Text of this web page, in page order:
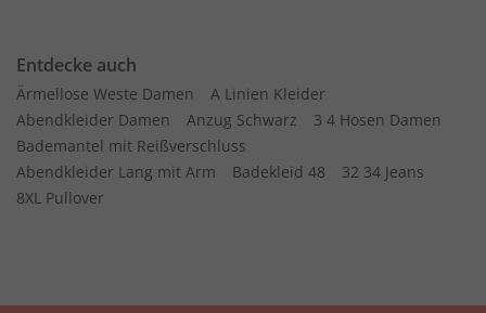
Entdecke auch
Ärmellose Weste Damen
A Linien Kleider
Abendkleider Damen
Anzug Schwarz
3 4 Hosen Damen
Bademantel mit Reißverschluss
Abendkleider Lang mit Arm
Badekleid 48
32 34 Jeans
8XL Pullover